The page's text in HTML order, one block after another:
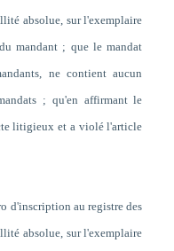
absolue, sur l'exemplaire
mandant ; que le mandat
ne contient aucun
; qu'en affirmant le
litigieux et a violé l'article
d'inscription au registre des
absolue, sur l'exemplaire